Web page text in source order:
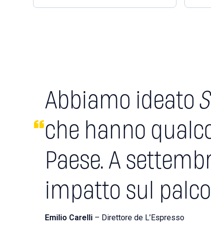
Abbiamo ideato
che hanno
Paese. A
impatto sul
Emilio Carelli – Direttore de L’Espresso